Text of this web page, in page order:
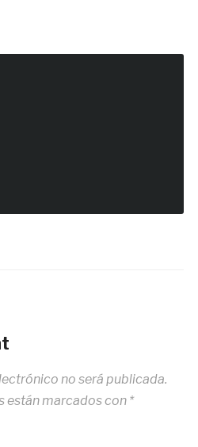
no será publicada.
están marcados con *